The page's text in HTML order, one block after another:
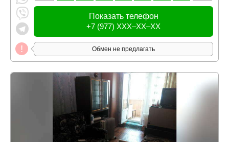
Показать телефон
+7 (977) XXX–XX–XX
Обмен не предлагать